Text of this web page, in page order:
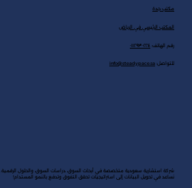
شركة استشارية سعودية متخصصة في أبحاث السوق، دراسات السوق، والحلول الرقمية.
نساعد في تحويل البيانات إلى استراتيجيات تحقق التفوق وتدفع بالنمو المستدام!
مكتب جدة
المكتب الرئيسي في الرياض
رقم الهاتف: ٠١١٢٩٣٠٢٢٤
للتواصل: info@steadypace.sa